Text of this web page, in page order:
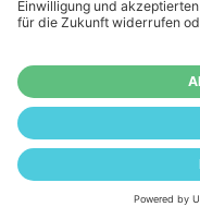
Das
nicht an
registrieren Sie